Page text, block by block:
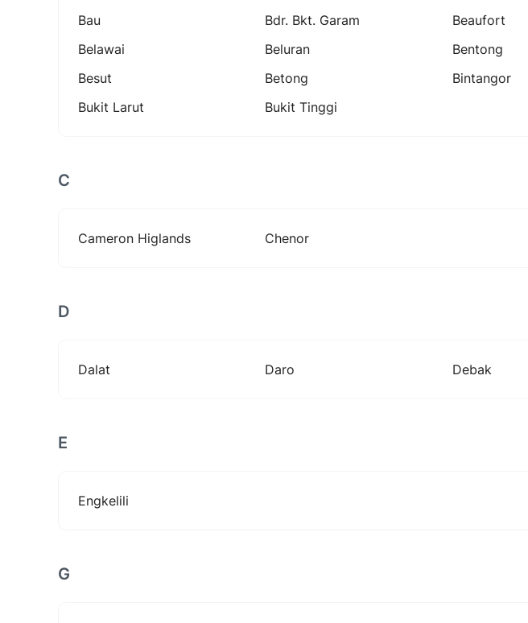
Bau
Bdr. Bkt. Garam Beaufort
Belawai
Beluran Bentong
Besut
Betong Bintangor
Bukit Larut
Bukit Tinggi
C
Cameron Higlands Chenor
D
Dalat Daro Debak
E
Engkelili
G